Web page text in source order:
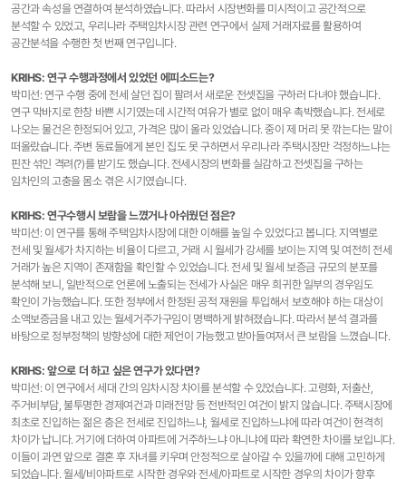
공간과 속성을 연결하여 분석하였습니다. 따라서 시장변화를 미시적이고 공간적으로
분석할 수 있었고, 우리나라 주택임차시장 관련 연구에서 실제 거래자료를 활용하여
공간분석을 수행한 첫 번째 연구입니다.
KRIHS: 연구 수행과정에서 있었던 에피소드는?
박미선: 연구 수행 중에 전세 살던 집이 팔려서 새로운 전셋집을 구하러 다녀야 했습니다.
연구 막바지로 한창 바쁜 시기였는데 시간적 여유가 별로 없이 매우 촉박했습니다. 전세로
나오는 물건은 한정되어 있고, 가격은 많이 올라 있었습니다. 중이 제 머리 못 깎는다는 말이
떠올랐습니다. 주변 동료들에게 본인 집도 못 구하면서 우리나라 주택시장만 걱정하느냐는
핀잔 섞인 격려(?)를 받기도 했습니다. 전세시장의 변화를 실감하고 전셋집을 구하는
임차인의 고충을 몸소 겪은 시기였습니다.
KRIHS: 연구수행시 보람을 느꼈거나 아쉬웠던 점은?
박미선: 이 연구를 통해 주택임차시장에 대한 이해를 높일 수 있었다고 봅니다. 지역별로
전세 및 월세가 차지하는 비율이 다르고, 거래 시 월세가 강세를 보이는 지역 및 여전히 전세
거래가 높은 지역이 존재함을 확인할 수 있었습니다. 전세 및 월세 보증금 규모의 분포를
분석해 보니, 일반적으로 언론에 노출되는 전세가 사실은 매우 희귀한 일부의 경우임도
확인이 가능했습니다. 또한 정부에서 한정된 공적 재원을 투입해서 보호해야 하는 대상이
소액보증금을 내고 있는 월세거주가구임이 명백하게 밝혀졌습니다. 따라서 분석 결과를
바탕으로 정부정책의 방향성에 대한 제언이 가능했고 받아들여져서 큰 보람을 느꼈습니다.
KRIHS: 앞으로 더 하고 싶은 연구가 있다면?
박미선: 이 연구에서 세대 간의 임차시장 차이를 분석할 수 있었습니다. 고령화, 저출산,
주거비부담, 불투명한 경제여건과 미래전망 등 전반적인 여건이 밝지 않습니다. 주택시장에
최초로 진입하는 젊은 층은 전세로 진입하느냐, 월세로 진입하느냐에 따라 여건이 현격히
차이가 납니다. 거기에 더하여 아파트에 거주하느냐 아니냐에 따라 확연한 차이를 보입니다.
이들이 과연 앞으로 결혼 후 자녀를 키우며 안정적으로 살아갈 수 있을까에 대해 고민하게
되었습니다. 월세/비아파트로 시작한 경우와 전세/아파트로 시작한 경우의 차이가 향후